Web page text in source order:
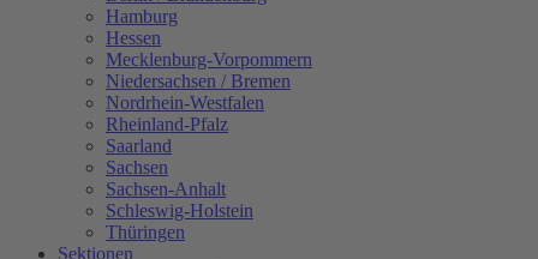
Hamburg
Hessen
Mecklenburg-Vorpommern
Niedersachsen / Bremen
Nordrhein-Westfalen
Rheinland-Pfalz
Saarland
Sachsen
Sachsen-Anhalt
Schleswig-Holstein
Thüringen
Sektionen